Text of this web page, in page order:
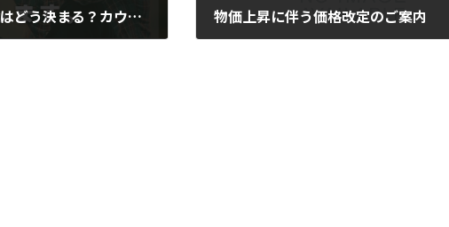
エクステ増毛の値段はどう決まる？カウンセリングの様子を紹介します。 物価上昇に伴う価格改定のご案内